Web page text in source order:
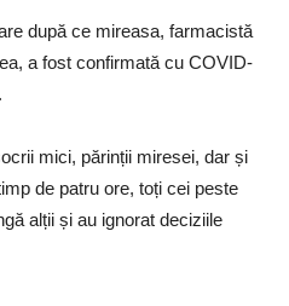
după ce mireasa, farmacistă
a fost confirmată cu COVID-
mici, părinții miresei, dar și
de patru ore, toți cei peste
alții și au ignorat deciziile